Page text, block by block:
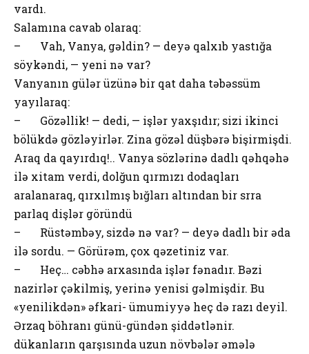
vardı.
Salamına cavab olaraq:
– Vah, Vanya, gəldin? — deyə qalxıb yastığa
söykəndi, — yeni nə var?
Vanyanın gülər üzünə bir qat daha təbəssüm
yayılaraq:
– Gözəllik! — dedi, — işlər yaxşıdır; sizi ikinci
bölükdə gözləyirlər. Zina gözəl düşbərə bişirmişdi.
Araq da qayırdıq!.. Vanya sözlərinə dadlı qəhqəhə
ilə xitam verdi, dolğun qırmızı dodaqları
aralanaraq, qırxılmış bığları altından bir srra
parlaq dişlər göründü
– Rüstəmbəy, sizdə nə var? — deyə dadlı bir əda
ilə sordu. — Görürəm, çox qəzetiniz var.
– Heç… cəbhə arxasında işlər fənadır. Bəzi
nazirlər çəkilmiş, yerinə yenisi gəlmişdir. Bu
«yenilikdən» əfkari- ümumiyyə heç də razı deyil.
Ərzaq böhranı günü-gündən şiddətlənir.
dükanların qarşısında uzun növbələr əmələ